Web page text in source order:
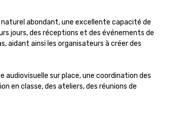
naturel abondant, une excellente capacité de
jours, des réceptions et des événements de
aidant ainsi les organisateurs à créer des
sur place, une coordination des
en classe, des ateliers, des réunions de